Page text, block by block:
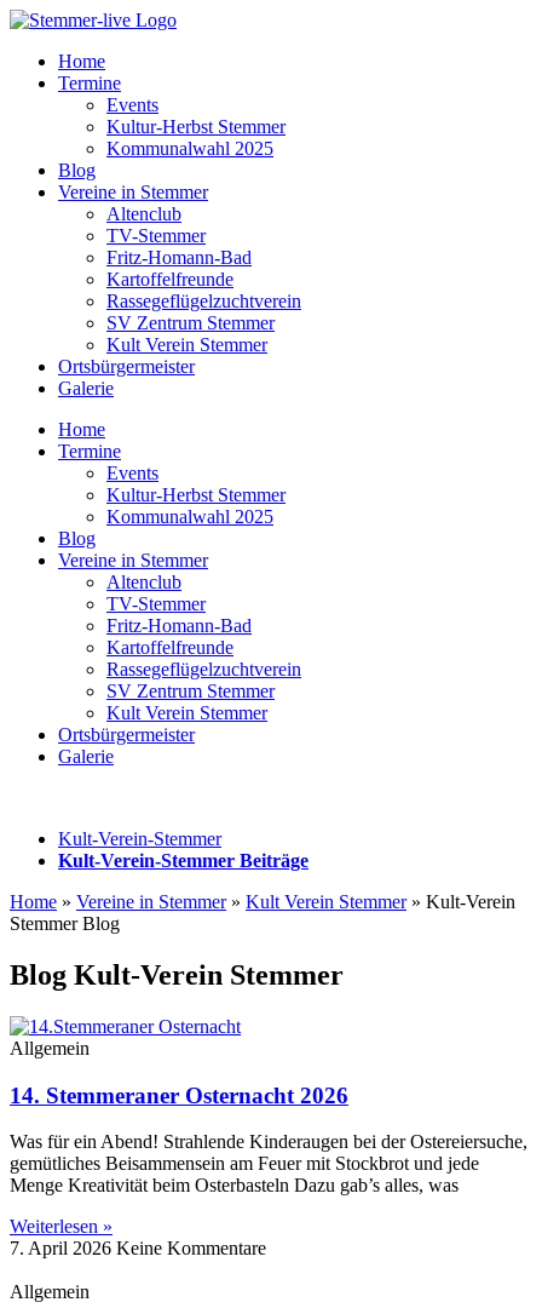
Home
Termine
Events
Kultur-Herbst Stemmer
Kommunalwahl 2025
Blog
Vereine in Stemmer
Altenclub
TV-Stemmer
Fritz-Homann-Bad
Kartoffelfreunde
Rassegeflügelzuchtverein
SV Zentrum Stemmer
Kult Verein Stemmer
Ortsbürgermeister
Galerie
Home
Termine
Events
Kultur-Herbst Stemmer
Kommunalwahl 2025
Blog
Vereine in Stemmer
Altenclub
TV-Stemmer
Fritz-Homann-Bad
Kartoffelfreunde
Rassegeflügelzuchtverein
SV Zentrum Stemmer
Kult Verein Stemmer
Ortsbürgermeister
Galerie
Kult-Verein-Stemmer
Kult-Verein-Stemmer Beiträge
Home » Vereine in Stemmer» Kult Verein Stemmer» Kult-Verein
Stemmer Blog
Blog Kult-Verein Stemmer
Allgemein
14. Stemmeraner Osternacht 2026
Was für ein Abend! Strahlende Kinderaugen bei der Ostereiersuche,
gemütliches Beisammensein am Feuer mit Stockbrot und jede
Menge Kreativität beim Osterbasteln Dazu gab’s alles, was
Weiterlesen »
7. April 2026 Keine Kommentare
Allgemein